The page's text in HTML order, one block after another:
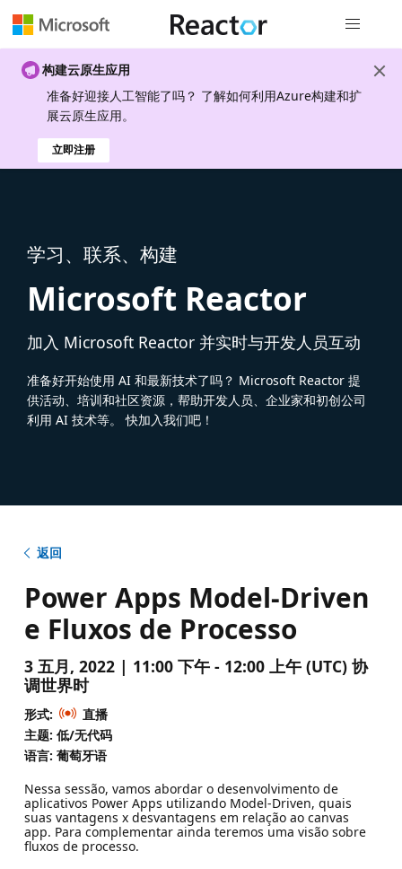
构建云原生应用
准备好迎接人工智能了吗？ 了解如何利用Azure构建和扩
展云原生应用。
立即注册
学习、联系、构建
Microsoft Reactor
加入 Microsoft Reactor 并实时与开发人员互动
准备好开始使用 AI 和最新技术了吗？ Microsoft Reactor 提
供活动、培训和社区资源，帮助开发人员、企业家和初创公司
利用 AI 技术等。 快加入我们吧！
返回
Power Apps Model-Driven
e Fluxos de Processo
3 五月, 2022 | 11:00 下午 - 12:00 上午 (UTC) 协
调世界时
形式:
直播
主题: 低/无代码
语言: 葡萄牙语
Nessa sessão, vamos abordar o desenvolvimento de
aplicativos Power Apps utilizando Model-Driven, quais
suas vantagens x desvantagens em relação ao canvas
app. Para complementar ainda teremos uma visão sobre
fluxos de processo.